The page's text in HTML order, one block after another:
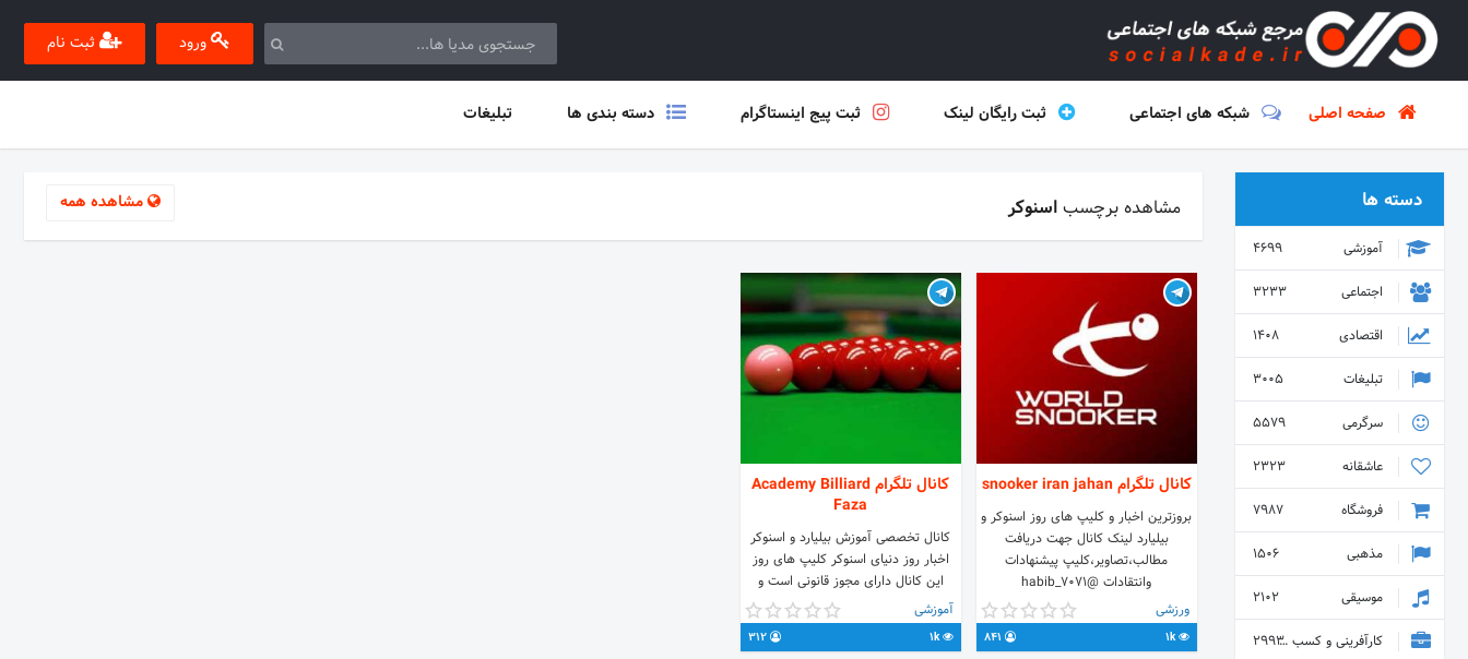
ورود ثبت نام
صفحه اصلی شبکه های اجتماعی ثبت رایگان لینک ثبت پیج اینستاگرام دسته بندی ها تبلیغات
مشاهده برچسب اسنوکر مشاهده همه
کانال تلگرام snooker iran jahan
بروزترین اخبار و کلیپ های روز اسنوکر و
بیلیارد لینک کانال جهت دریافت
مطالب،تصاویر،کلیپ پیشنهادات
وانتقادات @habib_7071
@iran_snooker 👆👆👆🔝🔝🎱ورزشی
1k
کانال تلگرام Academy Billiard
Faza
کانال تخصصی آموزش بیلیارد و اسنوکر
اخبار روز دنیای اسنوکر کلیپ های روز
این کانال دارای مجوز قانونی است و
دارای کد شامد است:1-1-719888-61-3-1
نظرات پیشنهادات و انتقادات به ایدی زیر
@ashoori147
آموزشی
1k
312
دسته ها
آموزشی
4699
اجتماعی
3233
اقتصادی
1408
تبلیغات
3005
سرگرمی
5579
عاشقانه
2323
فروشگاه
7987
مذهبی
1506
موسیقی
2102
کارآفرینی و کسب و کار 2993